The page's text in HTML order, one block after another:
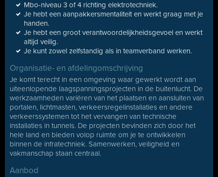
Mbo-niveau 3 of 4 richting elektrotechniek.
Je hebt een aanpakkersmentaliteit en werkt graag met je
handen.
Je hebt een groot verantwoordelijkheidsgevoel en werkt
altijd veilig.
Je kunt zowel zelfstandig als in teamverband werken.
Organisatie- en afdelingomschrijving
Je komt terecht in een omgeving waar gewerkt wordt aan
uiteenlopende laagspanningsprojecten in de buitenlucht. De
werkzaamheden variëren van het plaatsen en aansluiten van
portalen, lichtmasten, verkeersregelinstallaties en andere
verkeerssystemen tot het vervangen van technische
installaties in tunnels. De projecten bevinden zich door het
hele land en bieden volop ruimte om je te ontwikkelen
binnen de infratechniek. Samenwerken, veiligheid en
vakmanschap staan centraal.
Aanbod